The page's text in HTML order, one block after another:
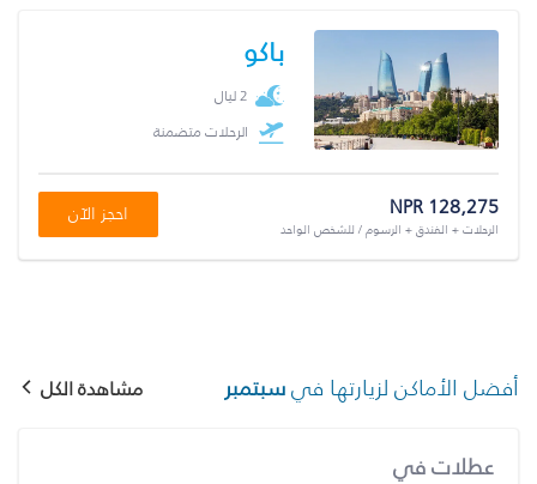
باكو
2 ليال
الرحلات متضمنة
NPR 128,275
الرحلات + الفندق + الرسوم / للشخص الواحد
احجز الآن
أفضل الأماكن لزيارتها فيسبتمبر مشاهدة الكل
عطلات في